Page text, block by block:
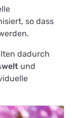
so dass
dadurch
und